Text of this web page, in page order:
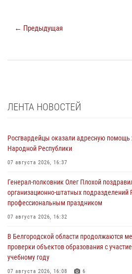
← Предыдущая
ЛЕНТА НОВОСТЕЙ
Росгвардейцы оказали адресную помощь
Народной Республики
07 августа 2026, 16:37
Генерал-полковник Олег Плохой
организационно-штатных подразделений
профессиональным праздником
07 августа 2026, 16:32
В Белгородской области продолжаются
проверки объектов образования с
учебному году
07 августа 2026, 16:08 6